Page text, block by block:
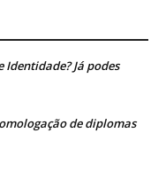
Identidade? Já podes
de diplomas